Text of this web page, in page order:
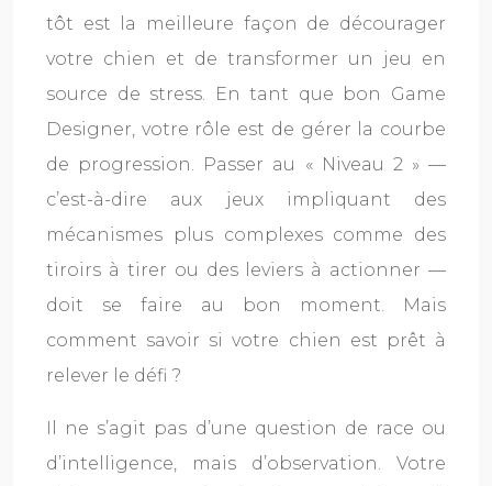
tôt est la meilleure façon de décourager
votre chien et de transformer un jeu en
source de stress. En tant que bon Game
Designer, votre rôle est de gérer la courbe
de progression. Passer au « Niveau 2 » —
c’est-à-dire aux jeux impliquant des
mécanismes plus complexes comme des
tiroirs à tirer ou des leviers à actionner —
doit se faire au bon moment. Mais
comment savoir si votre chien est prêt à
relever le défi ?
Il ne s’agit pas d’une question de race ou
d’intelligence, mais d’observation. Votre